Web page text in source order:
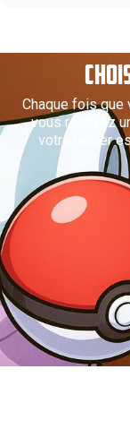
Chaque fois que
vous recevez
votre panier